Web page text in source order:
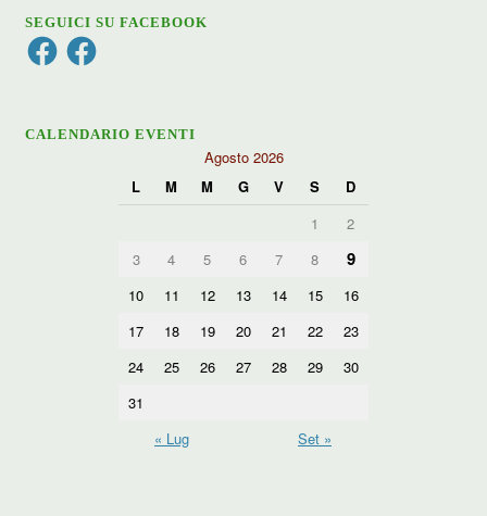
SEGUICI SU FACEBOOK
FacebookFacebook
CALENDARIO EVENTI
Agosto 2026
L
M M G V S
D
1
2
3
4 5 6 7 8 9
10 11 12 13 14 15
16
17
18 19 20 21 22
23
24
25 26 27 28 29
30
31
« Lug
Set »